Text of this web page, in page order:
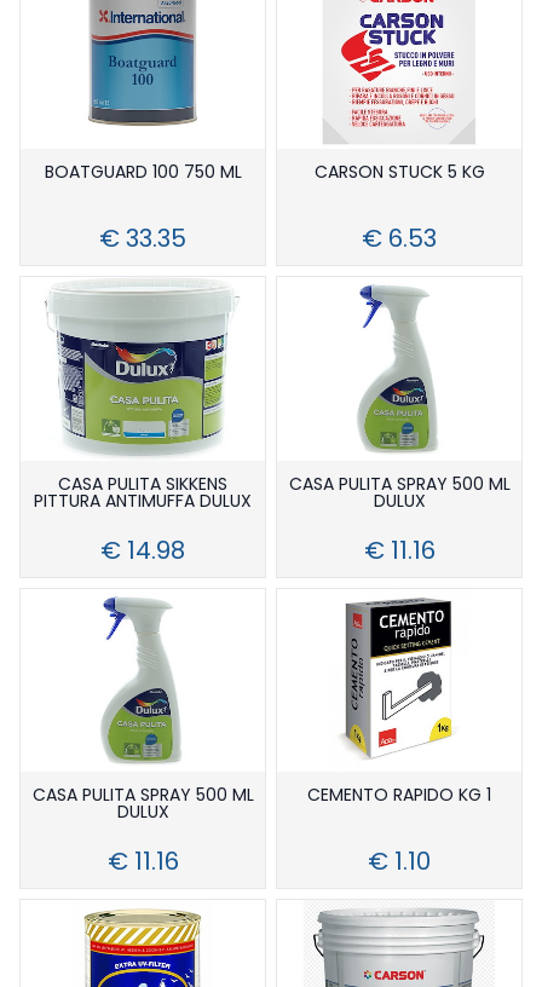
BOATGUARD 100 750 ML
€ 33.35
CARSON STUCK 5 KG
€ 6.53
CASA PULITA SIKKENS
PITTURA ANTIMUFFA DULUX
€ 14.98
CASA PULITA SPRAY 500 ML
DULUX
€ 11.16
CASA PULITA SPRAY 500 ML
DULUX
€ 11.16
CEMENTO RAPIDO KG 1
€ 1.10